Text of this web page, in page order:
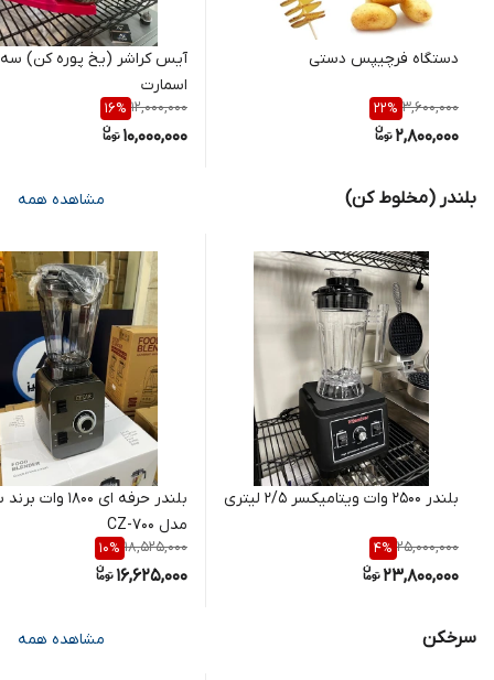
دستگاه فرچیپس دستی
3,600,000
22%
2,800,000
آیس کراشر (یخ پوره کن)
اسمارت
12,000,000
16%
10,000,000
بلندر (مخلوط کن) مشاهده همه
بلندر ۲۵۰۰ وات ویتامیکسر ۲/۵ لیتری
25,000,000
4%
23,800,000
بلندر حرفه ای ۱۸۰۰ وات
مدل CZ-700
18,525,000
10%
16,625,000
سرخکن مشاهده همه